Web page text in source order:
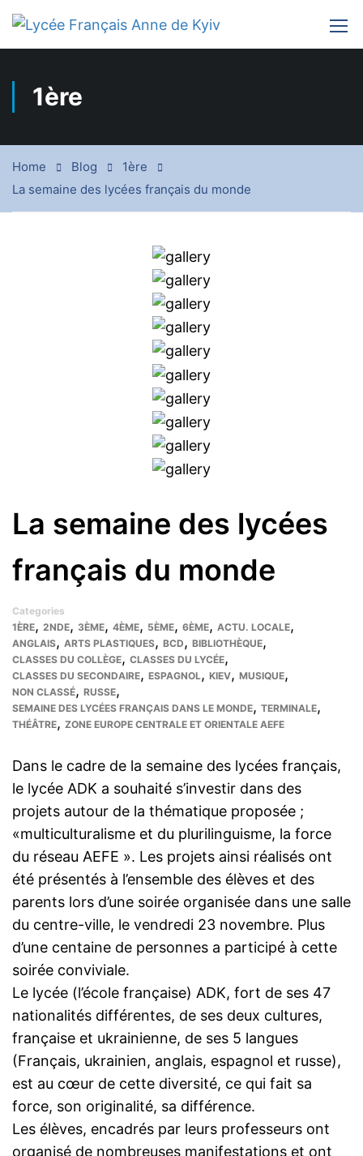
1ère
Home Blog
1ère
La semaine des lycées français du monde
La semaine des lycées
français du monde
Categories
1ÈRE, 2NDE, 3ÈME, 4ÈME, 5ÈME, 6ÈME, ACTU. LOCALE,
ANGLAIS, ARTS PLASTIQUES, BCD , BIBLIOTHÈQUE,
CLASSES DU COLLÈGE, CLASSES DU LYCÉE,
CLASSES DU SECONDAIRE, ESPAGNOL , KIEV, MUSIQUE,
NON CLASSÉ, RUSSE,
SEMAINE DES LYCÉES FRANÇAIS DANS LE MONDE, TERMINALE,
THÉÂTRE, ZONE EUROPE CENTRALE ET ORIENTALE AEFE
Dans le cadre de la semaine des lycées français,
le lycée ADK a souhaité s’investir dans des
projets autour de la thématique proposée ;
«multiculturalisme et du plurilinguisme, la force
du réseau AEFE ». Les projets ainsi réalisés ont
été présentés à l’ensemble des élèves et des
parents lors d’une soirée organisée dans une salle
du centre-ville, le vendredi 23 novembre. Plus
d’une centaine de personnes a participé à cette
soirée conviviale.
Le lycée (l’école française) ADK, fort de ses 47
nationalités différentes, de ses deux cultures,
française et ukrainienne, de ses 5 langues
(Français, ukrainien, anglais, espagnol et russe),
est au cœur de cette diversité, ce qui fait sa
force, son originalité, sa différence.
Les élèves, encadrés par leurs professeurs ont
organisé de nombreuses manifestations et ont